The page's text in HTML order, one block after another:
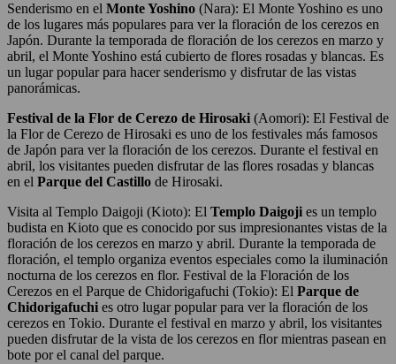
Senderismo en el Monte Yoshino (Nara): El Monte Yoshino es uno
de los lugares más populares para ver la floración de los cerezos en
Japón. Durante la temporada de floración de los cerezos en marzo y
abril, el Monte Yoshino está cubierto de flores rosadas y blancas. Es
un lugar popular para hacer senderismo y disfrutar de las vistas
panorámicas.
Festival de la Flor de Cerezo de Hirosaki (Aomori): El Festival de
la Flor de Cerezo de Hirosaki es uno de los festivales más famosos
de Japón para ver la floración de los cerezos. Durante el festival en
abril, los visitantes pueden disfrutar de las flores rosadas y blancas
en el Parque del Castillo de Hirosaki.
Visita al Templo Daigoji (Kioto): El Templo Daigoji es un templo
budista en Kioto que es conocido por sus impresionantes vistas de la
floración de los cerezos en marzo y abril. Durante la temporada de
floración, el templo organiza eventos especiales como la iluminación
nocturna de los cerezos en flor. Festival de la Floración de los
Cerezos en el Parque de Chidorigafuchi (Tokio): El Parque de
Chidorigafuchi es otro lugar popular para ver la floración de los
cerezos en Tokio. Durante el festival en marzo y abril, los visitantes
pueden disfrutar de la vista de los cerezos en flor mientras pasean en
bote por el canal del parque.